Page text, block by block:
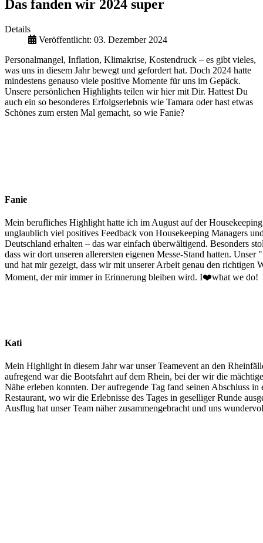
Das fanden wir 2024 super
Details
Veröffentlicht: 03. Dezember 2024
Personalmangel, Inflation, Klimakrise, Kostendruck – es gibt vieles,
was uns in diesem Jahr bewegt und gefordert hat. Doch 2024 hatte
mindestens genauso viele positive Momente für uns im Gepäck.
Unsere persönlichen Highlights teilen wir hier mit Dir. Hattest Du
auch ein so besonderes Erfolgserlebnis wie Tamara oder hast etwas
Schönes zum ersten Mal gemacht, so wie Fanie?
Fanie
Mein berufliches Highlight hatte ich im August auf der
unglaublich viel positives Feedback von Housekeeping Managers
Deutschland erhalten – das war einfach überwältigend. Besonders
dass wir dort unseren allerersten eigenen Messe-Stand hatten.
und hat mir gezeigt, dass wir mit unserer Arbeit genau den richtigen
Moment, der mir immer in Erinnerung bleiben wird. I❤️what we do!
Kati
Mein Highlight in diesem Jahr war unser Teamevent an den
aufregend war die Bootsfahrt auf dem Rhein, bei der wir die
Nähe erleben konnten. Der aufregende Tag fand seinen Abschluss in
Restaurant, wo wir die Erlebnisse des Tages in geselliger Runde
Ausflug hat unser Team näher zusammengebracht und uns